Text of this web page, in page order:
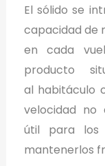
El sólido se
capacidad de
en cada
producto
al habitáculo
velocidad no
útil para los
mantenerlos